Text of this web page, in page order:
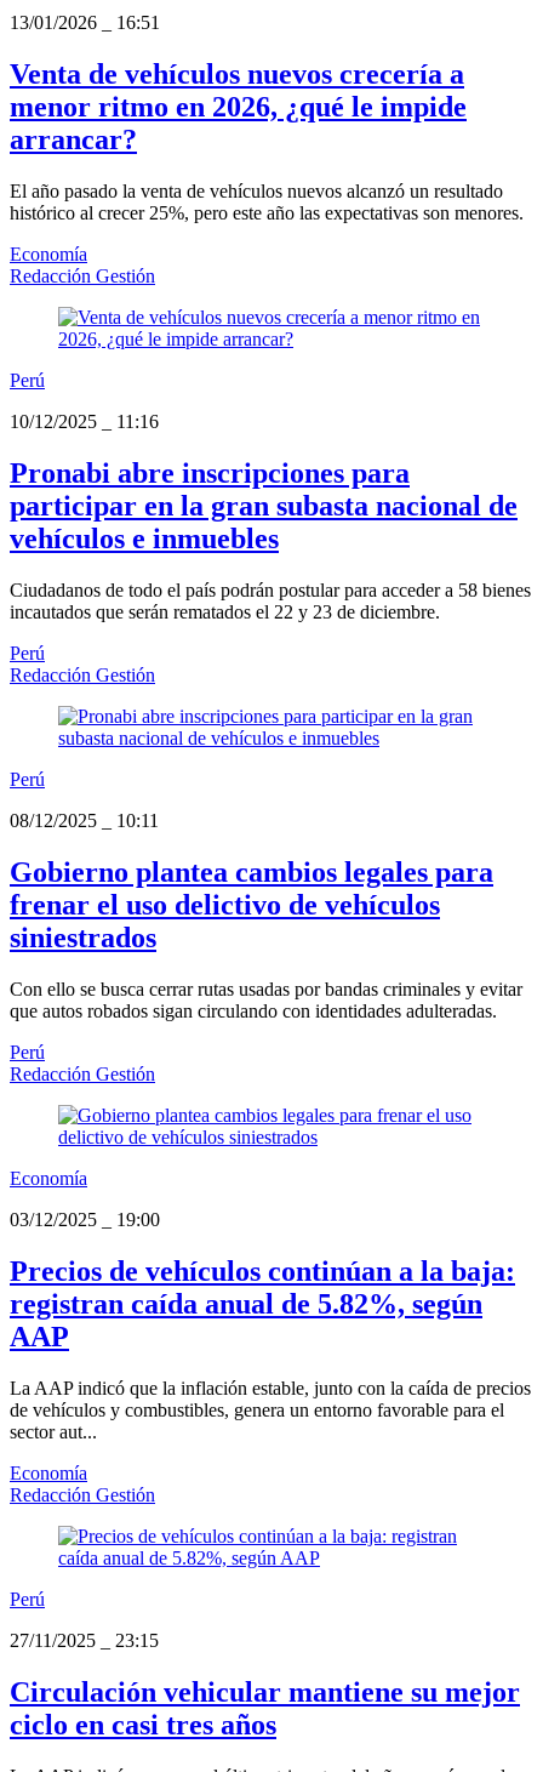
13/01/2026
16:51
Venta de vehículos nuevos crecería a
menor ritmo en 2026, ¿qué le impide
arrancar?
El año pasado la venta de vehículos nuevos alcanzó un resultado
histórico al crecer 25%, pero este año las expectativas son menores.
Economía
Redacción Gestión
Perú
10/12/2025
11:16
Pronabi abre inscripciones para
participar en la gran subasta nacional de
vehículos e inmuebles
Ciudadanos de todo el país podrán postular para acceder a 58 bienes
incautados que serán rematados el 22 y 23 de diciembre.
Perú
Redacción Gestión
Perú
08/12/2025
10:11
Gobierno plantea cambios legales para
frenar el uso delictivo de vehículos
siniestrados
Con ello se busca cerrar rutas usadas por bandas criminales y evitar
que autos robados sigan circulando con identidades adulteradas.
Perú
Redacción Gestión
Economía
03/12/2025
19:00
Precios de vehículos continúan a la baja:
registran caída anual de 5.82%, según
AAP
La AAP indicó que la inflación estable, junto con la caída de precios
de vehículos y combustibles, genera un entorno favorable para el
sector aut...
Economía
Redacción Gestión
Perú
27/11/2025
23:15
Circulación vehicular mantiene su mejor
ciclo en casi tres años